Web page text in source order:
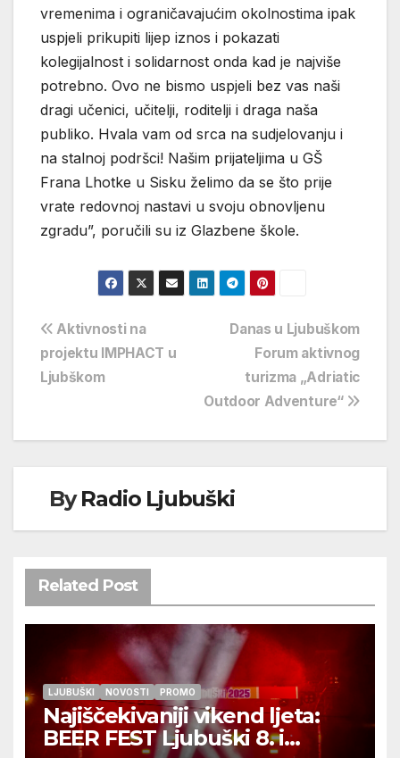
vremenima i ograničavajućim okolnostima ipak
uspjeli prikupiti lijep iznos i pokazati
kolegijalnost i solidarnost onda kad je najviše
potrebno. Ovo ne bismo uspjeli bez vas naši
dragi učenici, učitelji, roditelji i draga naša
publiko. Hvala vam od srca na sudjelovanju i
na stalnoj podršci! Našim prijateljima u GŠ
Frana Lhotke u Sisku želimo da se što prije
vrate redovnoj nastavi u svoju obnovljenu
zgradu”, poručili su iz Glazbene škole.
Navigacija
objava
Danas u Ljubuškom
Forum aktivnog
turizma „Adriatic
Outdoor Adventure“
Aktivnosti na
projektu IMPHACT u
Ljubškom
ByRadio Ljubuški
Related Post
LJUBUŠKI NOVOSTI PROMO
Najiščekivaniji vikend ljeta:
BEER FEST Ljubuški 8. i